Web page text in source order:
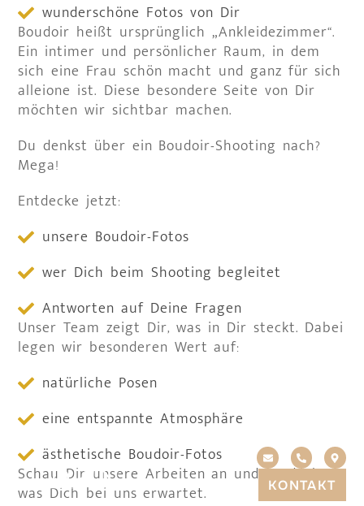
KONTAKT
Schau Dir unsere Arbeiten an und entdecke,
was Dich bei uns erwartet.
natürliche Posen
eine entspannte Atmosphäre
ästhetische Boudoir-Fotos
Unser Team zeigt Dir, was in Dir steckt. Dabei
legen wir besonderen Wert auf:
unsere Boudoir-Fotos
wer Dich beim Shooting begleitet
Antworten auf Deine Fragen
Boudoir heißt ursprünglich „Ankleidezimmer“.
Ein intimer und persönlicher Raum, in dem
sich eine Frau schön macht und ganz für sich
alleione ist. Diese besondere Seite von Dir
möchten wir sichtbar machen.
Du denkst über ein Boudoir-Shooting nach?
Mega!
Entdecke jetzt:
wunderschöne Fotos von Dir